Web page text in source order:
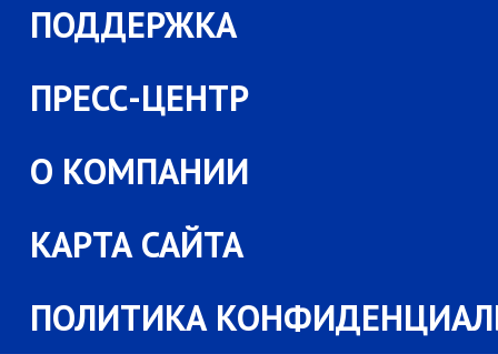
ПОДДЕРЖКА
ПРЕСС-ЦЕНТР
О КОМПАНИИ
КАРТА САЙТА
ПОЛИТИКА